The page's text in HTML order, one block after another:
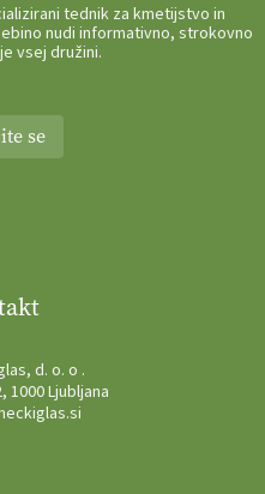
tednik za kmetijstvo in
nudi informativno, strokovno
vsej družini.
se
d. o. o .
1000 Ljubljana